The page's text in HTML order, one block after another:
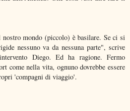
nostro mondo (piccolo) è basilare. Se ci si
nessuno va da nessuna parte", scrive
Diego. Ed ha ragione. Fermo
come nella vita, ognuno dovrebbe essere
'compagni di viaggio'.